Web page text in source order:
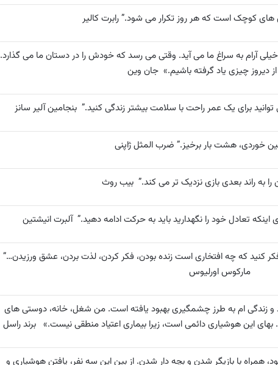
کوچک است که هر روز تکرار می شود.” رابرت کالیر
آرام به سراغ ما می آید. وقتی می رسد که خودش را در دستان ما می گذارد.
از دیروز چیزی یاد گرفته باشیم.» جان وین
توانید برای یک عمر راحت با سلامت بیشتر زندگی کنید.” بنجامین آلیر سانز
خوردی، هشت بار برخیز.” ضرب المثل ژاپنی
به راند بعدی بازی نزدیک تر می کند.” بیب روث
تعادل خود را نگهدارید باید به حرکت ادامه دهید.” آلبرت انیشتین
کنید که چه افتخاری است زنده بودن، فکر کردن، لذت بردن، عشق ورزیدن…”
مارکوس اورلیوس
و زندگی ام به طرز چشمگیری بهبود یافته است. من شغل، خانه، دوستی های
این هوشیاری دائمی است، زیرا بیماری اعتیاد منطقی نیست.» برند راسل
همراه با بازیگر شدن و بچه دار شدن. از بین این سه نفر، یافتن هوشیاری و